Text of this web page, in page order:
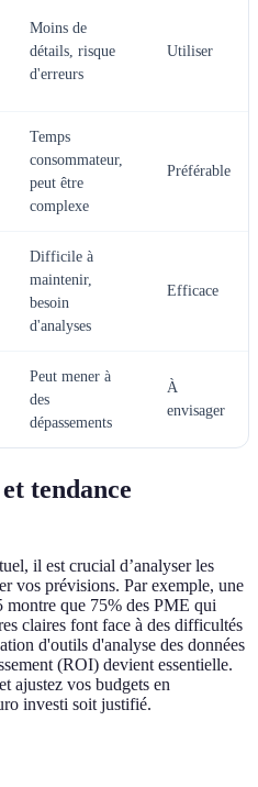
Moins de
détails, risque
d'erreurs
Utiliser
Temps
consommateur,
peut être
complexe
Préférable
Difficile à
maintenir,
besoin
d'analyses
Efficace
Peut mener à
des
dépassements
À
envisager
tendance
il est crucial d’analyser les
vos prévisions. Par exemple, une
montre que 75% des PME qui
claires font face à des difficultés
d'outils d'analyse des données
(ROI) devient essentielle.
ajustez vos budgets en
investi soit justifié.